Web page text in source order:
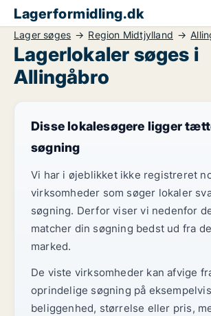
Lagerformidling.dk
Lager søges Region Midtjylland
Lagerlokaler søges i
Allingåbro
Disse lokalesøgere ligger
søgning
Vi har i øjeblikket ikke registreret
virksomheder som søger lokaler
søgning. Derfor viser vi nedenfor
matcher din søgning bedst ud fra
marked.
De viste virksomheder kan afvige
oprindelige søgning på
beliggenhed, størrelse eller pris,